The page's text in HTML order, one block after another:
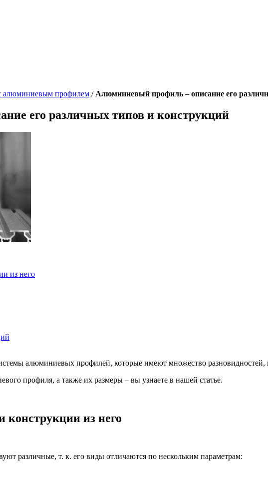
алюминиевым профилем / Алюминиевый профиль – описание его
его различных типов и конструкций
из него
алюминиевых профилей, которые имеют множество разновидностей,
профиля, а также их размеры – вы узнаете в нашей статье.
из него
различные, т. к. его виды отличаются по нескольким параметрам: